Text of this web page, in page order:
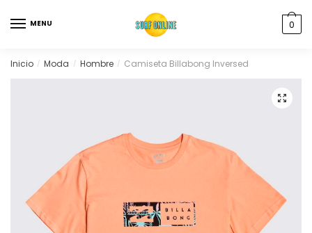
MENU 0
Inicio / Moda / Hombre / Camiseta Billabong Inversed
🔍